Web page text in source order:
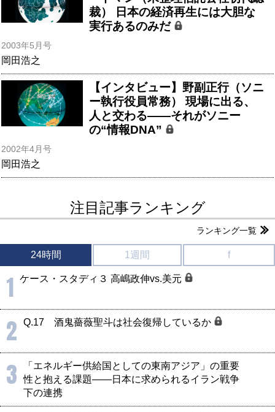
裁） 日本の経済再生には大胆な
実行あるのみだ
2003年5月号
岡田浩之
【インタビュー】野副正行（ソニ
ー執行役員常務） 現場に出る、
人と交わる――それがソニー
の“情報DNA”
2002年4月号
岡田浩之
注目記事ランキング
ランキング一覧
24時間 1週間 f
1 ケース・スタディ３ 高嶋政伸vs.美元
2 Q.17 酒鬼薔薇聖斗は社会復帰しているか
3
「エネルギー供給国としての東南アジア」の重要
性と抱える課題――日本に求められるイラン戦争
下の連携